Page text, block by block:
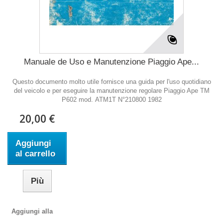
Manuale de Uso e Manutenzione Piaggio Ape...
Questo documento molto utile fornisce una guida per l'uso quotidiano
del veicolo e per eseguire la manutenzione regolare Piaggio Ape TM
P602 mod. ATM1T N°210800 1982
20,00 €
Aggiungi
al carrello
Più
Aggiungi alla